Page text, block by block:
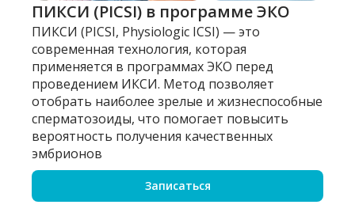
ПИКСИ (PICSI) в программе ЭКО
ПИКСИ (PICSI, Physiologic ICSI) — это
современная технология, которая
применяется в программах ЭКО перед
проведением ИКСИ. Метод позволяет
отобрать наиболее зрелые и жизнеспособные
сперматозоиды, что помогает повысить
вероятность получения качественных
эмбрионов
Записаться